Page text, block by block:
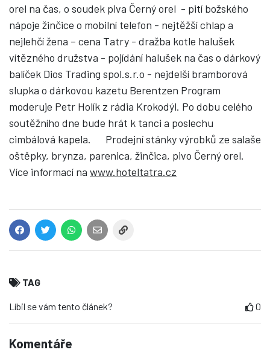
orel na čas, o soudek piva Černý orel - pití božského
nápoje žinčice o mobilní telefon - nejtěžší chlap a
nejlehčí žena – cena Tatry - dražba kotle halušek
vítězného družstva - pojídání halušek na čas o dárkový
balíček Dios Trading spol.s.r.o - nejdelší bramborová
slupka o dárkovou kazetu Berentzen Program
moderuje Petr Holík z rádia Krokodýl. Po dobu celého
soutěžního dne bude hrát k tanci a poslechu
cimbálová kapela. Prodejní stánky výrobků ze salaše
oštěpky, brynza, parenica, žinčica, pivo Černý orel.
Více informací na www.hoteltatra.cz
TAG
Líbil se vám tento článek? 0
Komentáře